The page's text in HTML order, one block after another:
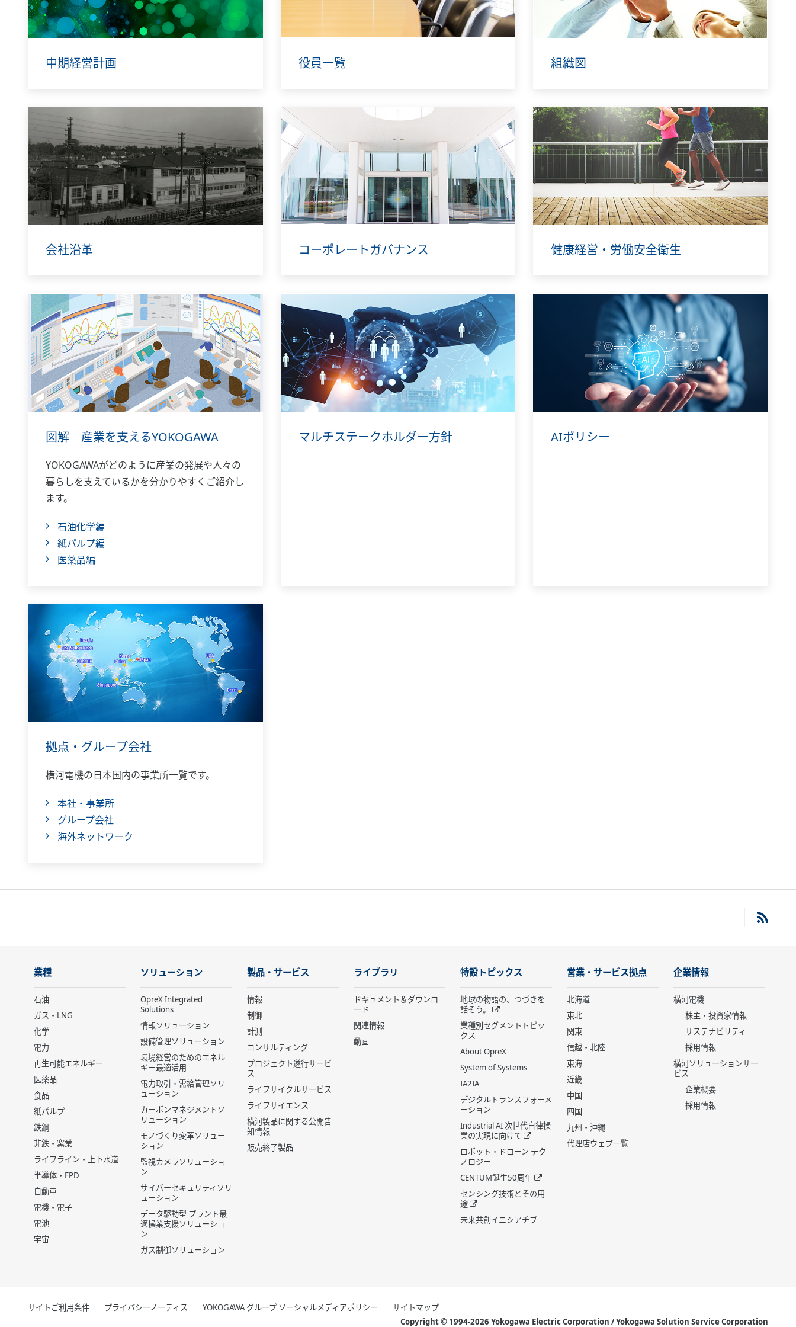
中期経営計画 役員一覧 組織図
会社沿革 コーポレートガバナンス 健康経営・労働安全衛生
図解 産業を支えるYOKOGAWA
YOKOGAWAがどのように産業の発展や人々の
暮らしを支えているかを分かりやすくご紹介し
ます。
石油化学編
紙パルプ編
医薬品編
マルチステークホルダー方針 AIポリシー
拠点・グループ会社
横河電機の日本国内の事業所一覧です。
本社・事業所
グループ会社
海外ネットワーク
業種
石油
ガス・LNG
化学
電力
再生可能エネルギー
医薬品
食品
紙パルプ
鉄鋼
非鉄・窯業
ライフライン・上下水道
半導体・FPD
自動車
電機・電子
電池
宇宙
ソリューション
OpreX Integrated
Solutions
情報ソリューション
設備管理ソリューション
環境経営のためのエネル
ギー最適活用
電力取引・需給管理ソリ
ューション
カーボンマネジメントソ
リューション
モノづくり変革ソリュー
ション
監視カメラソリューショ
ン
サイバーセキュリティソリ
ューション
データ駆動型 プラント最
適操業支援ソリューショ
ン
ガス制御ソリューション
製品・サービス
情報
制御
計測
コンサルティング
プロジェクト遂行サービ
ス
ライフサイクルサービス
ライフサイエンス
横河製品に関する公開告
知情報
販売終了製品
ライブラリ
ドキュメント＆ダウンロ
ード
関連情報
動画
特設トピックス
地球の物語の、つづきを
話そう。
業種別セグメントトピッ
クス
About OpreX
System of Systems
IA2IA
デジタルトランスフォーメ
ーション
Industrial AI 次世代自律操
業の実現に向けて
ロボット・ドローン テク
ノロジー
CENTUM誕生50周年
センシング技術とその用
途
未来共創イニシアチブ
営業・サービス拠点
北海道
東北
関東
信越・北陸
東海
近畿
中国
四国
九州・沖縄
代理店ウェブ一覧
企業情報
横河電機
株主・投資家情報
サステナビリティ
採用情報
横河ソリューションサー
ビス
企業概要
採用情報
サイトご利用条件 プライバシーノーティス YOKOGAWA グループ ソーシャルメディアポリシー
サイトマップ
Copyright © 1994-2026 Yokogawa Electric Corporation / Yokogawa Solution Service Corporation